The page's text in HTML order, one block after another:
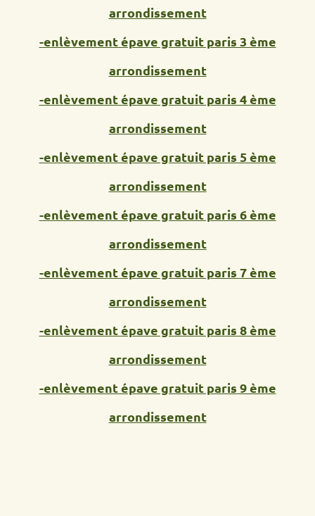
arrondissement
-enlèvement épave gratuit paris 3 ème
arrondissement
-enlèvement épave gratuit paris 4 ème
arrondissement
-enlèvement épave gratuit paris 5 ème
arrondissement
-enlèvement épave gratuit paris 6 ème
arrondissement
-enlèvement épave gratuit paris 7 ème
arrondissement
-enlèvement épave gratuit paris 8 ème
arrondissement
-enlèvement épave gratuit paris 9 ème
arrondissement